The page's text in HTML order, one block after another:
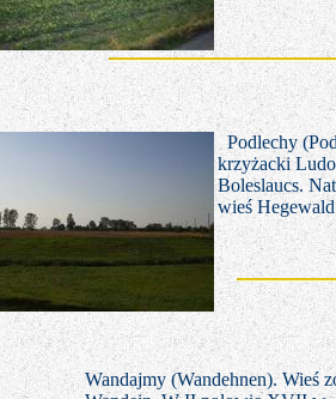
Podlechy
krzyżacki
Boleslaucs.
wieś
Wandajmy (Wandehnen). Wieś